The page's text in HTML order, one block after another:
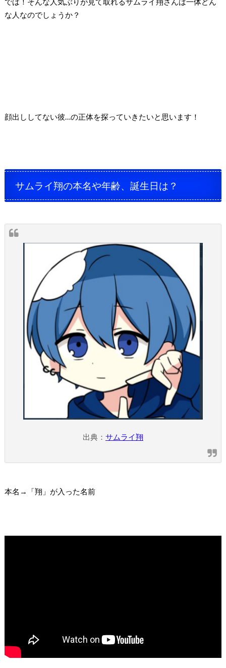
な人なのでしょうか？
顔出ししてない彼…の正体を探っていきたいと思います！
サムライ翔の本名や年齢、誕生日は？
出典： サムライ翔
本名→「翔」が入った名前